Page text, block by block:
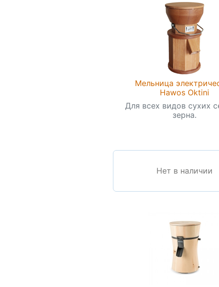
Мельница
Hawos Oktini
Для всех видов сухих
зерна.
Нет в наличии